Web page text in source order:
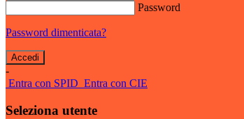
Password
Password dimenticata?
-
Entra con SPID Entra con CIE
Seleziona utente